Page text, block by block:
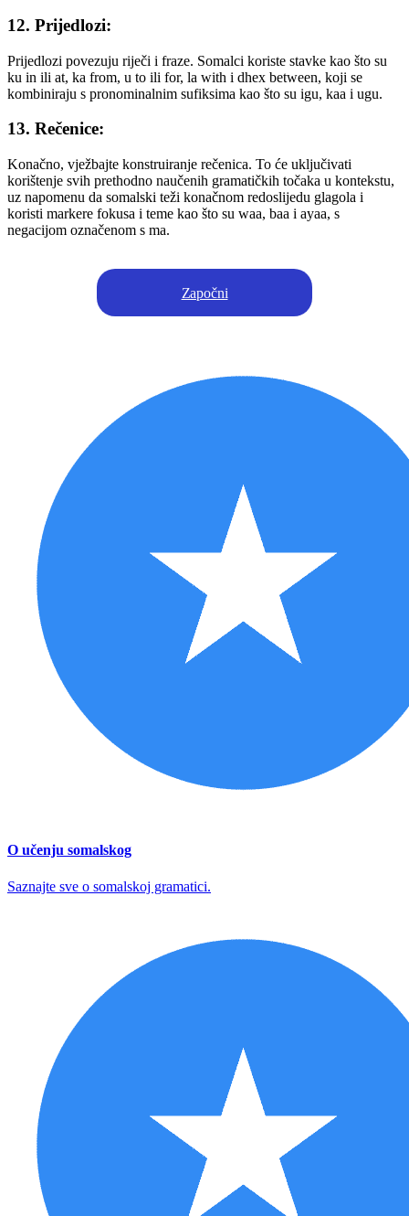
12. Prijedlozi:
Prijedlozi povezuju riječi i fraze. Somalci koriste stavke kao što su
ku in ili at, ka from, u to ili for, la with i dhex between, koji se
kombiniraju s pronominalnim sufiksima kao što su igu, kaa i ugu.
13. Rečenice:
Konačno, vježbajte konstruiranje rečenica. To će uključivati
korištenje svih prethodno naučenih gramatičkih točaka u kontekstu,
uz napomenu da somalski teži konačnom redoslijedu glagola i
koristi markere fokusa i teme kao što su waa, baa i ayaa, s
negacijom označenom s ma.
Započni
O učenju somalskog
Saznajte sve o somalskoj gramatici.